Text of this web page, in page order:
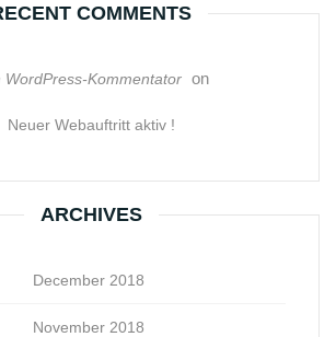
COMMENTS
WordPress-Kommentator on
Neuer Webauftritt aktiv !
ARCHIVES
December 2018
November 2018